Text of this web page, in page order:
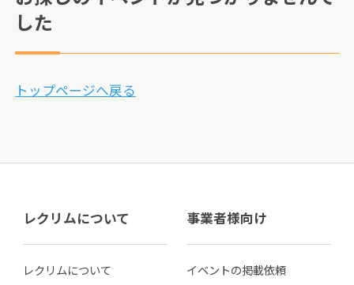
した
トップページへ戻る
レクリムについて
レクリムについて
事業者様向け
イベントの掲載依頼